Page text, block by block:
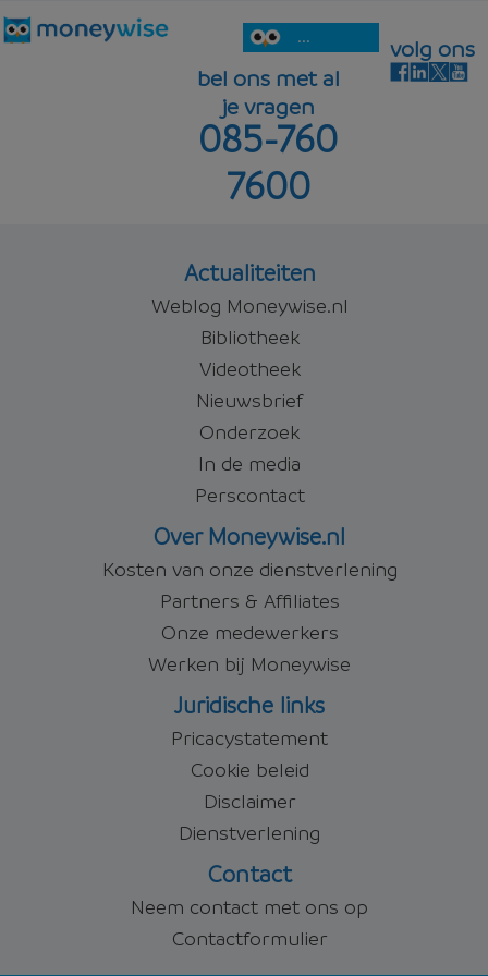
...
bel ons met al
je vragen
085-760
7600
volg ons
Actualiteiten
Weblog Moneywise.nl
Bibliotheek
Videotheek
Nieuwsbrief
Onderzoek
In de media
Perscontact
Over Moneywise.nl
Kosten van onze dienstverlening
Partners & Affiliates
Onze medewerkers
Werken bij Moneywise
Juridische links
Pricacystatement
Cookie beleid
Disclaimer
Dienstverlening
Contact
Neem contact met ons op
Contactformulier